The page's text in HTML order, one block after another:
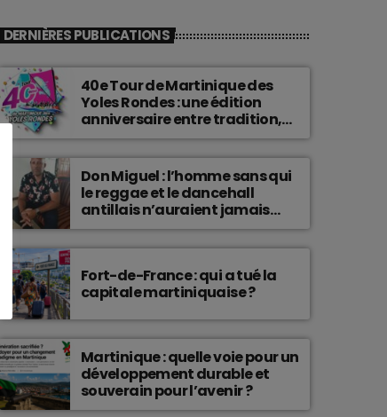
DERNIÈRES PUBLICATIONS
40e Tour de Martinique des
Yoles Rondes : une édition
anniversaire entre tradition,
passion et fierté
martiniquaise.
Don Miguel : l’homme sans qui
le reggae et le dancehall
antillais n’auraient jamais
connu une telle histoire.
Fort-de-France : qui a tué la
capitale martiniquaise ?
Martinique : quelle voie pour un
développement durable et
souverain pour l’avenir ?